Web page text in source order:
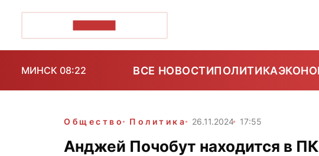
МИНСК 08:22 ВСЕ НОВОСТИПОЛИТИКА
Общество Политика 26.11.2024 17:55
Анджей Почобут находится в